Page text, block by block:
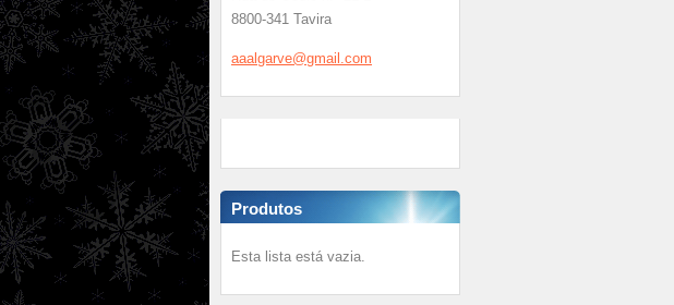
8800-341 Tavira
aaalgarve@gmail. com
Produtos
Esta lista está vazia.